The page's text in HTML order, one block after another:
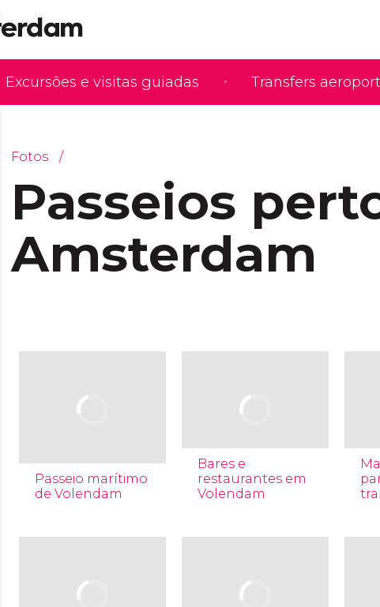
Excursões e visitas guiadas Transfers
Fotos
Passeios
Amsterdam
Passeio marítimo
de Volendam
Bares e
restaurantes em
Volendam